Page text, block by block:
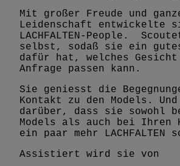
Mit großer Freude und
Leidenschaft entwickelte
LACHFALTEN-People.
selbst, sodaß sie ein
dafür hat, welches Gesicht
Anfrage passen kann.
Sie geniesst die
Kontakt zu den Models.
darüber, dass sie sowohl
Models als auch bei Ihren
ein paar mehr LACHFALTEN
Assistiert wird sie von